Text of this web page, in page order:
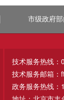
市级政府
技术服务热线
技术服务邮箱：
政务服务热线：